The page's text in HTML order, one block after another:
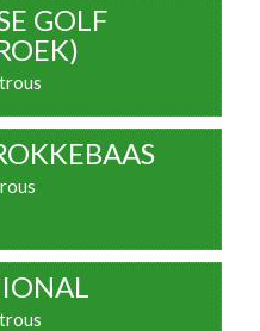
GOLF